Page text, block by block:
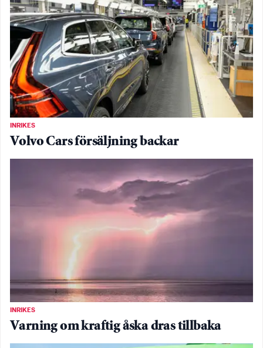
INRIKES
Volvo Cars försäljning backar
INRIKES
Varning om kraftig åska dras tillbaka